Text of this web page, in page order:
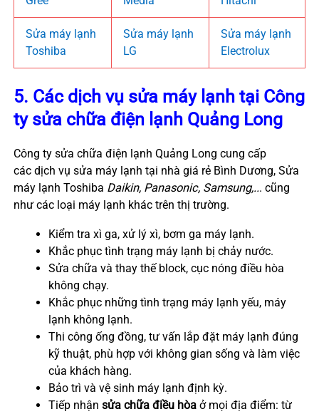
Sửa máy lạnh
Toshiba
Sửa máy lạnh
LG
Sửa máy lạnh
Electrolux
5. Các dịch vụ sửa máy lạnh tại Công
ty sửa chữa điện lạnh Quảng Long
Công ty sửa chữa điện lạnh Quảng Long cung cấp
các dịch vụ sửa máy lạnh tại nhà giá rẻ Bình Dương, Sửa
máy lạnh Toshiba Daikin, Panasonic, Samsung,... cũng
như các loại máy lạnh khác trên thị trường.
Kiểm tra xì ga, xử lý xì, bơm ga máy lạnh.
Khắc phục tình trạng máy lạnh bị chảy nước.
Sửa chữa và thay thế block, cục nóng điều hòa
không chạy.
Khắc phục những tình trạng máy lạnh yếu, máy
lạnh không lạnh.
Thi công ống đồng, tư vấn lắp đặt máy lạnh đúng
kỹ thuật, phù hợp với không gian sống và làm việc
của khách hàng.
Bảo trì và vệ sinh máy lạnh định kỳ.
Tiếp nhậnsửa chữa điều hòa ở mọi địa điểm: từ